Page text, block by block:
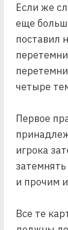
Если же
еще
поставил
четыре
Первое
игрока
и прочим
Все те